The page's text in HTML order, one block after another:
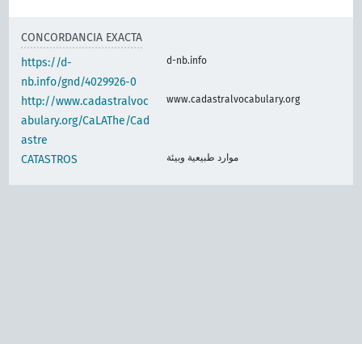
CONCORDANCIA EXACTA
https://d-
nb.info/gnd/4029926-0
d-nb.info
http://www.cadastralvoc
abulary.org/CaLAThe/Cad
astre
www.cadastralvocabulary.org
CATASTROS موارد طبيعية وبيئة